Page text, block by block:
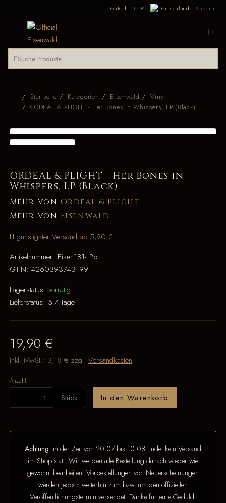
Deutsch EUR Ändern
Startseite Kategorien Eisenwald
Vinyl
ORDEAL & PLIGHT - Her Bones in Whispers, LP (Black)
ORDEAL & PLIGHT - Her Bones in
Whispers, LP (Black)
Mehr von Ordeal & Plight
Mehr von Eisenwald
günstigster Versand ab 5,90 €
Artikelnummer: Eisen181-LPb
GTIN: 4260393743199
Lagerstatus: vorrätig
Lieferstatus: 5-7 Tage
19,90 €
Inkl. MwSt.: 3,18 € zzgl. Versandkosten
Anzahl
Stück In den Warenkorb
Achtung: in der Zeit von 20.07 bis 10.08 findet kein Versand
im Shop statt. Wir werden alle Bestellung danach wieder wie
gewohnt bearbeiten. Vorbestellungen von Neuerscheinungen
werden jedoch weiterhin zum bzw. um den offiziellen
Veröffentlichungstermin versendet. Danke für eure Geduld.